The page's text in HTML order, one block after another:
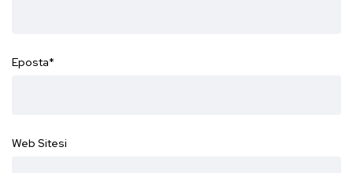
Eposta*
Web Sitesi